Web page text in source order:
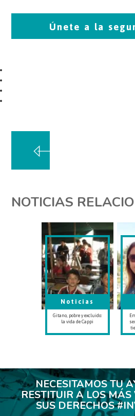
Únete a la
NOTICIAS
Gitano, pobre y excluido:
la vida de Cappi
Noticias
NECESITAMOS TU
RESTITUIR A LOS
SUS DERECHOS